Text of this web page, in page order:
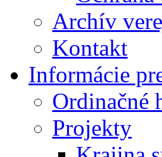
Archív
Kontakt
Informácie
Ordinačné
Projekty